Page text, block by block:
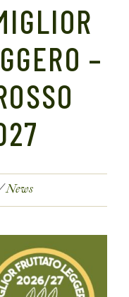
–
News